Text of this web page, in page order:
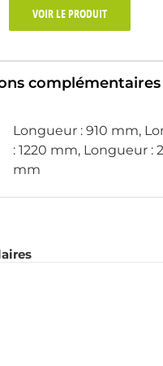
VOIR LE PRODUIT
complémentaires
Longueur : 910 mm,
: 1220 mm, Longueur :
mm